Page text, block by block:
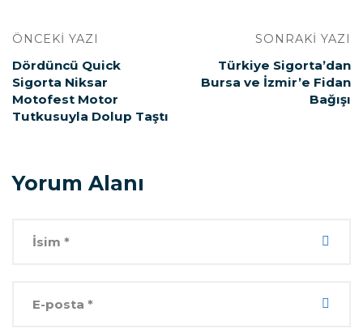
ÖNCEKI YAZI
Dördüncü Quick
Sigorta Niksar
Motofest Motor
Tutkusuyla Dolup Taştı
SONRAKI YAZI
Türkiye Sigorta’dan
Bursa ve İzmir’e Fidan
Bağışı
Yorum Alanı